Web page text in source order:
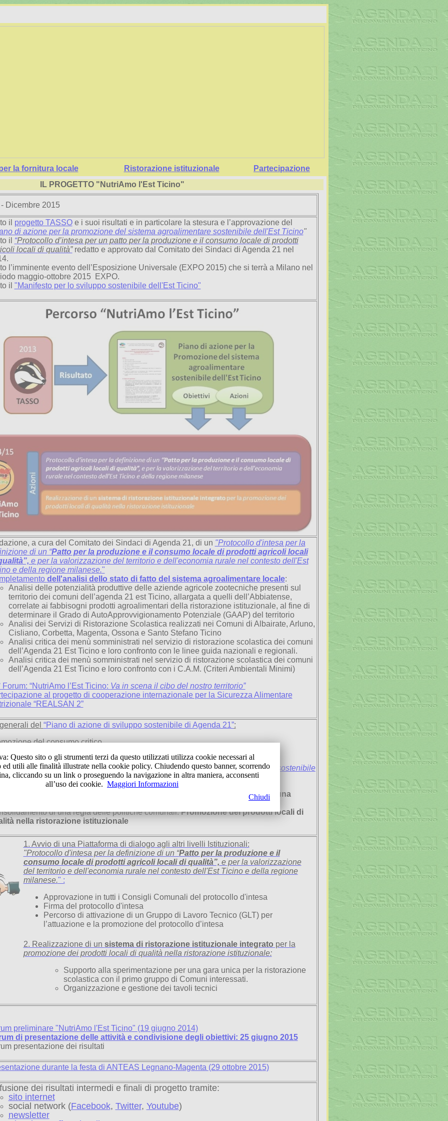
la fornitura locale Ristorazione istituzionale
Partecipazione
IL PROGETTO "NutriAmo l'Est Ticino"
Dicembre 2015
il progetto TASSOe i suoi risultati e in particolare la stesura e l’approvazione del
di azione per la promozione del sistema agroalimentare sostenibile dell'Est Ticino"
il “Protocollo d’intesa per un patto per la produzione e il consumo locale di prodotti
locali di qualità”redatto e approvato dal Comitato dei Sindaci di Agenda 21 nel
l’imminente evento dell’Esposizione Universale (EXPO 2015) che si terrà a Milano nel
maggio-ottobre 2015
EXPO.
il "Manifesto per lo sviluppo sostenibile dell'Est Ticino"
a cura del Comitato dei Sindaci di Agenda 21, di un "Protocollo d'intesa per la
di un “Patto per la produzione e il consumo locale di prodotti agricoli locali
e per la valorizzazione del territorio e dell'economia rurale nel contesto dell'Est
e della regione milanese."
dell'analisi dello stato di fatto del sistema agroalimentare locale:
Analisi delle potenzialità produttive delle aziende agricole zootecniche presenti sul
territorio dei comuni dell’agenda 21 est Ticino, allargata a quelli dell’Abbiatense,
correlate ai fabbisogni prodotti agroalimentari della ristorazione istituzionale, al fine di
determinare il Grado di AutoApprovvigionamento Potenziale (GAAP) del territorio
Analisi dei Servizi di Ristorazione Scolastica realizzati nei Comuni di Albairate, Arluno,
Cisliano, Corbetta, Magenta, Ossona e Santo Stefano Ticino
Analisi critica dei menù somministrati nel servizio di ristorazione scolastica dei comuni
dell’Agenda 21 Est Ticino e loro confronto con le linee guida nazionali e regionali.
Analisi critica dei menù somministrati nel servizio di ristorazione scolastica dei comuni
dell’Agenda 21 Est Ticino e loro confronto con i C.A.M. (Criteri Ambientali Minimi)
Forum: “NutriAmo l’Est Ticino: Va in scena il cibo del nostro territorio”
al progetto di cooperazione internazionale per la Sicurezza Alimentare
“REALSAN 2”
del “Piano di azione di sviluppo sostenibile di Agenda 21”:
del consumo critico
del“Piano di azione per la promozione del sistema agroalimentare sostenibile
Avvio di una
di una regia delle politiche comunali:Promozione dei prodotti locali di
nella ristorazione istituzionale
1. Avvio di una Piattaforma di dialogoagli altri livelli Istituzionali:
"Protocollo d'intesa per la definizione di un “Patto per la produzione e il
consumo locale di prodotti agricoli locali di qualità”, e per la valorizzazione
del territorio e dell'economia rurale nel contesto dell'Est Ticino e della regione
milanese." :
Approvazione in tutti i Consigli Comunali del protocollo d'intesa
Firma del protocollo d'intesa
Percorso di attivazione di un Gruppo di Lavoro Tecnico (GLT) per
l’attuazione e la promozione del protocollo d’intesa
2. Realizzazione di un sistema di ristorazione istituzionale integrato per la
promozione dei prodotti locali di qualità nella ristorazione istituzionale:
Supporto alla sperimentazione per una gara unica per la ristorazione
scolastica con il primo gruppo di Comuni interessati.
Organizzazione e gestione dei tavoli tecnici
preliminare "NutriAmo l'Est Ticino" (19 giugno 2014)
di presentazione delle attività e condivisione degli obiettivi: 25 giugno 2015
presentazione dei risultati
durante la festa di ANTEAS Legnano-Magenta (29 ottobre 2015)
dei risultati intermedi e finali di progetto tramite:
sito internet
social network (Facebook, Twitter, Youtube)
newsletter
Questo sito o gli strumenti terzi da questo utilizzati utilizza cookie necessari al
ed utili alle finalità illustrate nella cookie policy. Chiudendo questo banner, scorrendo
cliccando su un link o proseguendo la navigazione in altra maniera, acconsenti
all’uso dei cookie. Maggiori Informazioni
Chiudi